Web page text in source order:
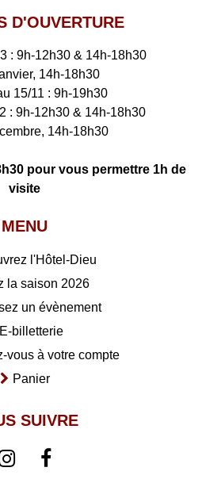
D'OUVERTURE
: 9h-12h30 & 14h-18h30
14h-18h30
15/11 : 9h-19h30
: 9h-12h30 & 14h-18h30
14h-18h30
pour vous permettre 1h de
visite
MENU
l'Hôtel-Dieu
la saison 2026
un évènement
E-billetterie
vous à votre compte
Panier
SUIVRE